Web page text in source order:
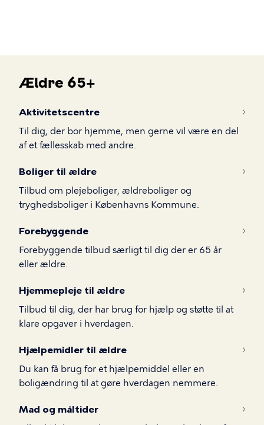
Ældre
65+
Ældre 65+
Aktivitetscentre
Til dig, der bor hjemme, men gerne vil være en del
af et fællesskab med andre.
Boliger til ældre
Tilbud om plejeboliger, ældreboliger og
tryghedsboliger i Københavns Kommune.
Forebyggende
Forebyggende tilbud særligt til dig der er 65 år
eller ældre.
Hjemmepleje til ældre
Tilbud til dig, der har brug for hjælp og støtte til at
klare opgaver i hverdagen.
Hjælpemidler til ældre
Du kan få brug for et hjælpemiddel eller en
boligændring til at gøre hverdagen nemmere.
Mad og måltider